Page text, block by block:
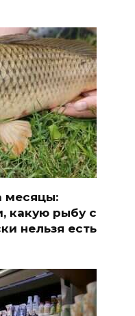
месяцы:
какую рыбу с
нельзя есть